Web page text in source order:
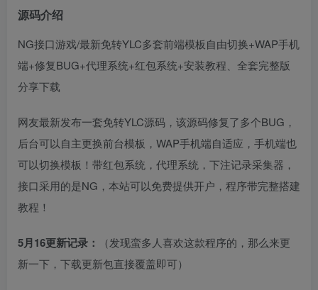
源码介绍
NG接口游戏/最新免转YLC多套前端模板自由切换+WAP手机
端+修复BUG+代理系统+红包系统+安装教程、全套完整版
分享下载
网友最新发布一套免转YLC源码，该源码修复了多个BUG，
后台可以自主更换前台模板，WAP手机端自适应，手机端也
可以切换模板！带红包系统，代理系统，下注记录采集器，
接口采用的是NG，本站可以免费提供开户，程序带完整搭建
教程！
5月16更新记录：
（发现蛮多人喜欢这款程序的，那么来更
新一下，下载更新包直接覆盖即可）